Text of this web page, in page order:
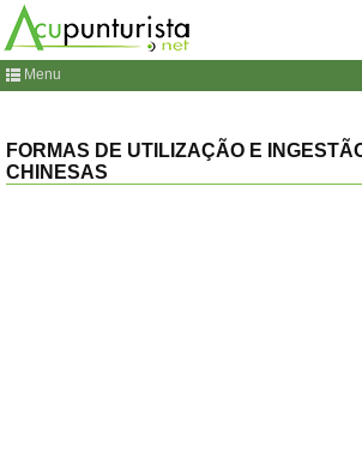
Menu
FORMAS DE UTILIZAÇÃO E
CHINESAS